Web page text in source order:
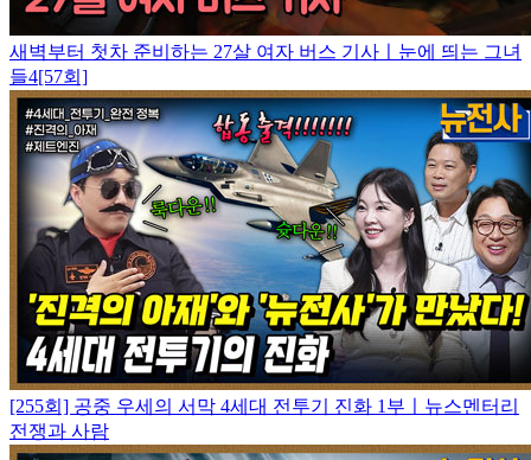
새벽부터 첫차 준비하는 27살 여자 버스 기사ㅣ눈에 띄는 그녀
들4[57회]
[255회] 공중 우세의 서막 4세대 전투기 진화 1부ㅣ뉴스멘터리
전쟁과 사람